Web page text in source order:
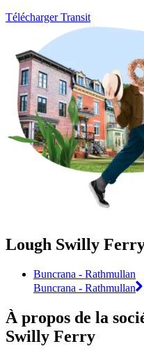
Télécharger Transit
Lough Swilly
Buncrana - Rathmullan
Buncrana - Rathmullan
À propos de la
Swilly Ferry